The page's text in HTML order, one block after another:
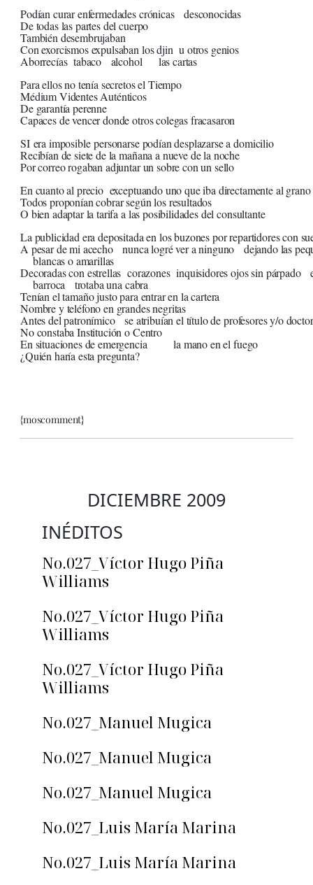
Podían curar enfermedades crónicas desconocidas
De todas las partes del cuerpo
También desembrujaban
Con exorcismos expulsaban los djin u otros genios
Aborrecías tabaco alcohol las cartas
Para ellos no tenía secretos el Tiempo
Médium Videntes Auténticos
De garantía perenne
Capaces de vencer donde otros colegas fracasaron
SI era imposible personarse podían desplazarse a domicilio
Recibían de siete de la mañana a nueve de la noche
Por correo rogaban adjuntar un sobre con un sello
En cuanto al precio exceptuando uno que iba directamente al grano
Todos proponían cobrar según los resultados
O bien adaptar la tarifa a las posibilidades del consultante
La publicidad era depositada en los buzones por repartidores con
A pesar de mi acecho nunca logré ver a ninguno dejando las
blancas o amarillas
Decoradas con estrellas corazones inquisidores ojos sin párpado
barroca trotaba una cabra
Tenían el tamaño justo para entrar en la cartera
Nombre y teléfono en grandes negritas
Antes del patronímico se atribuían el título de profesores y/o
No constaba Institución o Centro
En situaciones de emergencia la mano en el fuego
¿Quién haría esta pregunta?
{moscomment}
DICIEMBRE 2009
INÉDITOS
No.027_Víctor Hugo Piña
Williams
No.027_Víctor Hugo Piña
Williams
No.027_Víctor Hugo Piña
Williams
No.027_Manuel Mugica
No.027_Manuel Mugica
No.027_Manuel Mugica
No.027_Luis María Marina
No.027_Luis María Marina